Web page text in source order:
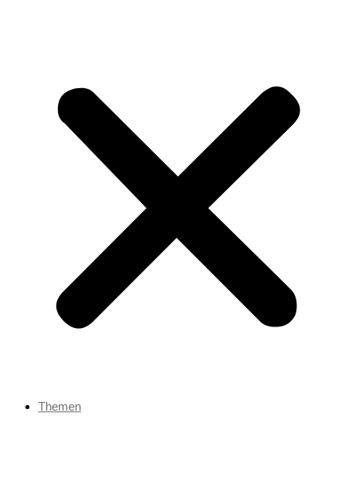
Themen